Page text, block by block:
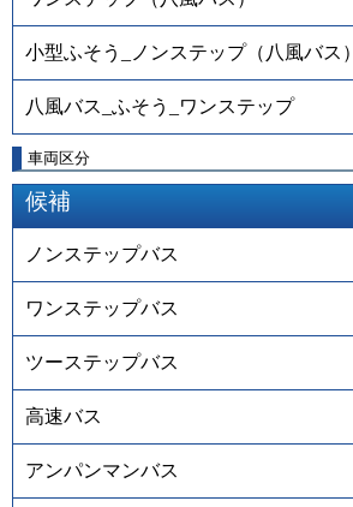
小型ふそう_ノンステップ（八風バス）
八風バス_ふそう_ワンステップ
車両区分
候補
ノンステップバス
ワンステップバス
ツーステップバス
高速バス
アンパンマンバス